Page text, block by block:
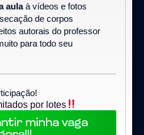
aulaà vídeos e fotos
de corpos
autorais do professor
para todo seu
por lotes
minha vaga